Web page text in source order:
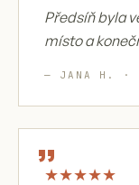
Předsíň byla
místo a
— JANA H. ·
„
★★★★★